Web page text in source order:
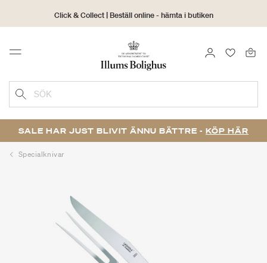
Click & Collect | Beställ online - hämta i butiken
30 dagars returrätt
Menu LOGGA IN
SÖK
SALE HAR JUST BLIVIT ÄNNU BÄTTRE - KÖP HÄR
Specialknivar